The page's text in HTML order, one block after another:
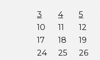
3
4 5
10
11 12
17
18 19
24
25 26